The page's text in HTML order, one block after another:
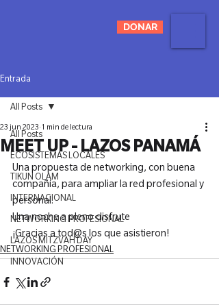
DONAR
Entrada
All Posts
ECOSISTEMAS LOCALES
TIKUN OLAM
INTERNACIONAL
NETWORKING PROFESIONAL
LAZOS MITZVAH DAY
INNOVACIÓN
All Posts
MEET UP - LAZOS PANAMÁ
23 jun 2023 1 min de lectura
Una propuesta de networking, con buena
compañía, para ampliar la red profesional y
personal.
Una noche a pleno disfrute
¡Gracias a tod@s los que asistieron!
NETWORKING PROFESIONAL